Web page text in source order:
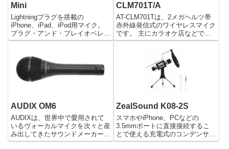
Mini
Lightningプラグを搭載の
iPhone、iPad、iPod用マイク。
プラグ・アンド・プレイオペレー
ションにより接続するだけで簡単
度調節が可能なので柔軟なレコー
ディングが可能。 環境音に由来
するノイズを軽...
CLM701T/A
AT-CLM701Tは、2メガヘルツ帯
赤外線発信式のワイヤレスマイク
です。 主にカラオケ店などで使
われていることが多く、マイク本
体内には使用状況に応じて赤外線
の出力を切り替えることが出来る
スイッチがついています。 この
スイッチの切り替えによ...
AUDIX OM6
AUDIXは、世界中で愛用されて
いるヴォーカルマイクを次々と産
み出してきたサウンドメーカーで
す。 とくにOMシリーズはOM1
ZealSound K08-2S
スマホやiPhone、PCなどの
3.5mmポートに直接接続するこ
とで使える充電式のコンデンサー
マイクです。